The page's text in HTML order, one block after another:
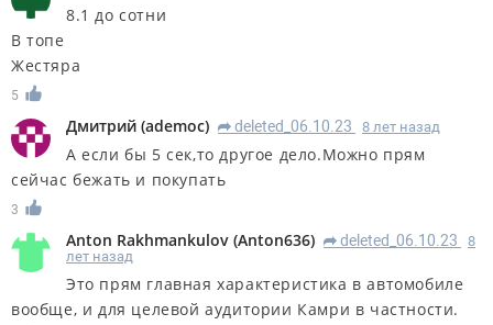
8.1 до сотни
В топе
Жестяра
5
Дмитрий (ademoc) R deleted_06.10.23 8 лет назад
А если бы 5 сек,то другое дело.Можно прям
сейчас бежать и покупать
3
Anton Rakhmankulov (Anton636) R deleted_06.10.23
8
лет назад
Это прям главная характеристика в автомобиле
вообще, и для целевой аудитории Камри в частности.